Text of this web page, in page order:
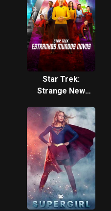
Star Trek:
Strange New